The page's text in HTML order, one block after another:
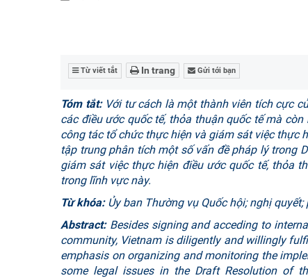
Từ viết tắt In trang Gửi tới bạn
Tóm tắt: Với tư cách là một thành viên tích cực
các điều ước quốc tế, thỏa thuận quốc tế mà
công tác tổ chức thực hiện và giám sát việc thực
tập trung phân tích một số vấn đề pháp lý trong
giám sát việc thực hiện điều ước quốc tế, thỏa
trong lĩnh vực này.
Từ khóa:Ủy ban Thường vụ Quốc hội; nghị
Abstract: Besides signing and acceding to
community, Vietnam is diligently and willingly
emphasis on organizing and monitoring the
some legal issues in the Draft Resolution of